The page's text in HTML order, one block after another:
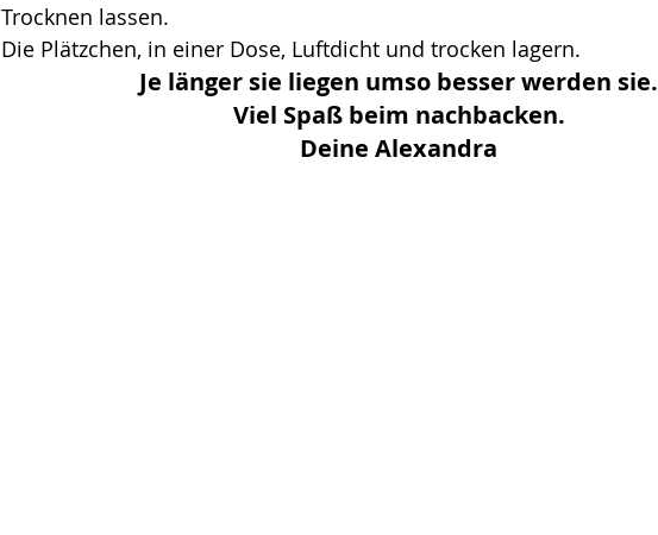
Trocknen lassen.
Die Plätzchen, in einer Dose, Luftdicht und trocken lagern.
Je länger sie liegen umso besser werden sie.
Viel Spaß beim nachbacken.
Deine Alexandra